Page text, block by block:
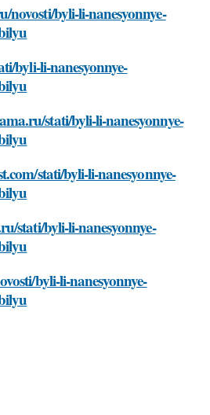
novosti/byli-li-nanesyonnye-
byli-li-nanesyonnye-
stati/byli-li-nanesyonnye-
stati/byli-li-nanesyonnye-
stati/byli-li-nanesyonnye-
byli-li-nanesyonnye-